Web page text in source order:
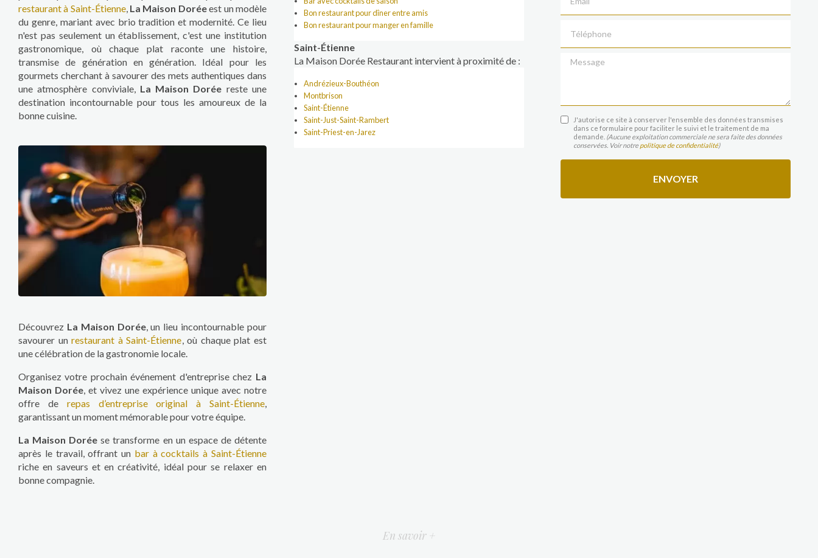
restaurant à Saint-Étienne, La Maison Doréeest un modèle
du genre, mariant avec brio tradition et modernité. Ce lieu
n'est pas seulement un établissement, c'est une institution
gastronomique, où chaque plat raconte une histoire,
transmise de génération en génération. Idéal pour les
gourmets cherchant à savourer des mets authentiques dans
une atmosphère conviviale, La Maison Dorée reste une
destination incontournable pour tous les amoureux de la
bonne cuisine.
Découvrez La Maison Dorée, un lieu incontournable pour
savourer unrestaurant à Saint-Étienne , où chaque plat est
une célébration de la gastronomie locale.
Organisez votre prochain événement d'entreprise chez La
Maison Dorée , et vivez une expérience unique avec notre
offre de repas d’entreprise original à Saint-Étienne
garantissant un moment mémorable pour votre équipe.
La Maison Dorée se transforme en un espace de détente
après le travail, offrant un bar à cocktails à Saint-Étienne
riche en saveurs et en créativité, idéal pour se relaxer en
bonne compagnie.
Bon restaurant pour dîner entre amis
Bon restaurant pour manger en famille
Saint-Étienne
La Maison Dorée Restaurant intervient à proximité de :
Andrézieux-Bouthéon
Montbrison
Saint-Étienne
Saint-Just-Saint-Rambert
Saint-Priest-en-Jarez
Message
J'autorise ce site à conserver l'ensemble des données transmises
dans ce formulaire pour faciliter le suivi et le traitement de ma
demande. (Aucune exploitation commerciale ne sera faite des données
conservées. Voir notre politique de confidentialité)
En savoir +